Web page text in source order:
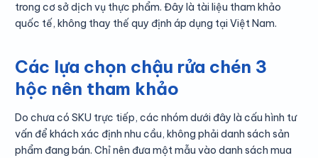
trong cơ sở dịch vụ thực phẩm. Đây là tài liệu tham khảo
quốc tế, không thay thế quy định áp dụng tại Việt Nam.
Các lựa chọn chậu rửa chén 3
hộc nên tham khảo
Do chưa có SKU trực tiếp, các nhóm dưới đây là cấu hình tư
vấn để khách xác định nhu cầu, không phải danh sách sản
phẩm đang bán. Chỉ nên đưa một mẫu vào danh sách mua